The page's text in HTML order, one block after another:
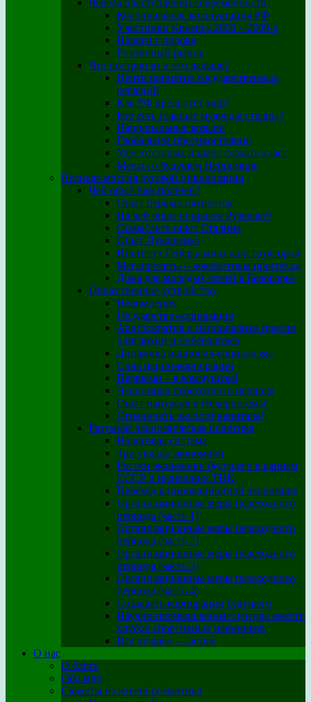
Череда преступлений современности
Колониальная эксплуатация РФ
Участники Кризиса 2008 – 2009-х
Налоги с порока
Розничный рынок
Что построили и что дальше?
Центр принятия государственных
решений
Как РФ кредитует мир?
Кто есть главные мудрецы страны?
Национальные козыри
Глобальное противостояние
Удел отсталых и шанс создать класс
Мечты о будущем Нейромире
Великая миссия русской цивилизации
Чей опыт нам полезен?
Опыт первых пятилеток
На чей опыт опирался Рузвельт?
Осмыслить опыт Сталина
Опыт Лукашенко
Институт Генеральных конструкторов
Мегапроекты – локомотивы прогресса
Дома для молодых семей в Белогорье
Общественное устройство
Неоимперия
Государство-корпорация
Аристократия и национализм против
олигархии и либерализма
Динамика национал-социализма
Сила нации-корпорации
Первыми – в коммунизм!
Экономика переходного периода
Опыт папуасов в Нечерноземье
Ограничить экспорт капитала!
Разумная экономическая политика
Налоговая система
Три уклада экономики
Ростки экономики будущего в раннем
СССР и нынешних ТНК
Переход к инновационной экономике
Организационные меры переходного
периода (часть 1)
Организационные меры переходного
периода (часть 2)
Организационные меры переходного
периода (часть 3)
Организационные меры переходного
периода (часть 4)
Создавать корпорации будущего
Научно-промышленные центры вместо
клубов спортивных наемников
Все лучшее — детям
О нас
О блоге
Обо мне
Сюжеты из жизни романтика